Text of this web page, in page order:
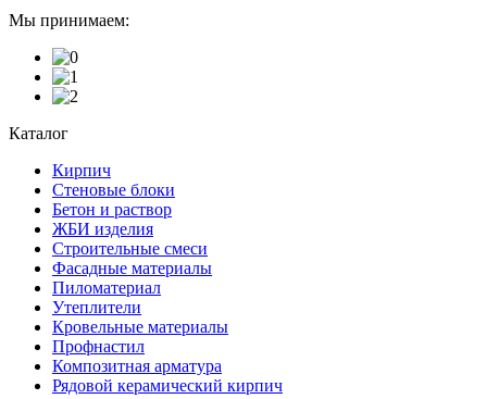
Мы принимаем:
Каталог
Кирпич
Стеновые блоки
Бетон и раствор
ЖБИ изделия
Строительные смеси
Фасадные материалы
Пиломатериал
Утеплители
Кровельные материалы
Профнастил
Композитная арматура
Рядовой керамический кирпич